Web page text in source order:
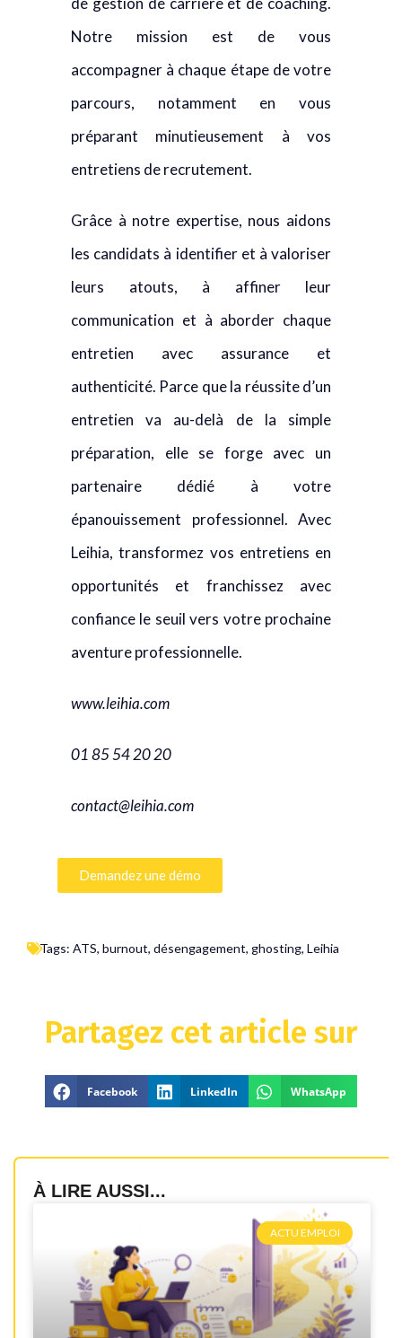
Notre mission est de vous
accompagner à chaque étape de votre
parcours, notamment en vous
préparant minutieusement à vos
entretiens de recrutement.
Grâce à notre expertise, nous aidons
les candidats à identifier et à valoriser
leurs atouts, à affiner leur
communication et à aborder chaque
entretien avec assurance et
authenticité. Parce que la réussite d’un
entretien va au-delà de la simple
préparation, elle se forge avec un
partenaire dédié à votre
épanouissement professionnel. Avec
Leihia, transformez vos entretiens en
opportunités et franchissez avec
confiance le seuil vers votre prochaine
aventure professionnelle.
www.leihia.com
01 85 54 20 20
contact@leihia.com
Demandez une démo
Tags: ATS, burnout, désengagement, ghosting, Leihia
Partagez cet article sur
Facebook LinkedIn WhatsApp
À LIRE AUSSI...
ACTU EMPLOI